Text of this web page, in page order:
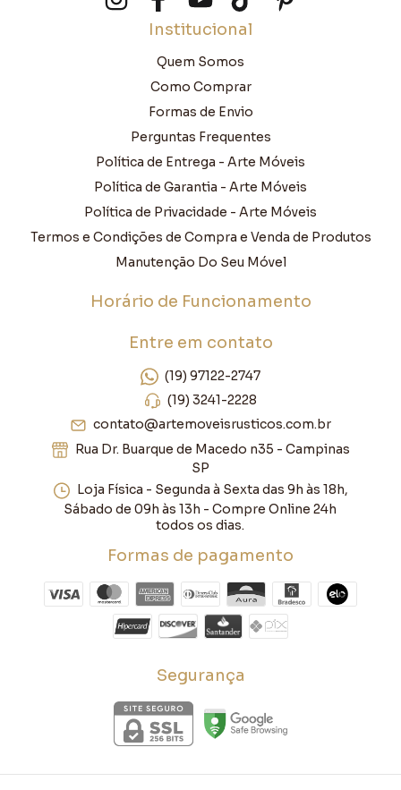
Institucional
Quem Somos
Como Comprar
Formas de Envio
Perguntas Frequentes
Política de Entrega - Arte Móveis
Política de Garantia - Arte Móveis
Política de Privacidade - Arte Móveis
Termos e Condições de Compra e Venda de Produtos
Manutenção Do Seu Móvel
Horário de Funcionamento
Entre em contato
(19) 97122-2747
(19) 3241-2228
contato@artemoveisrusticos.com.br
Rua Dr. Buarque de Macedo n35 - Campinas
SP
Loja Física - Segunda à Sexta das 9h às 18h,
Sábado de 09h às 13h - Compre Online 24h
todos os dias.
Formas de pagamento
Segurança